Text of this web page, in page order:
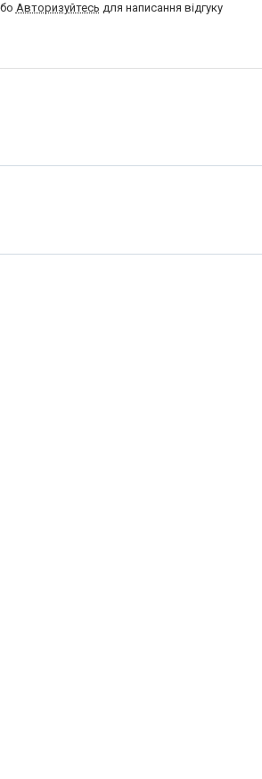
Авторизуйтесь для написання відгуку